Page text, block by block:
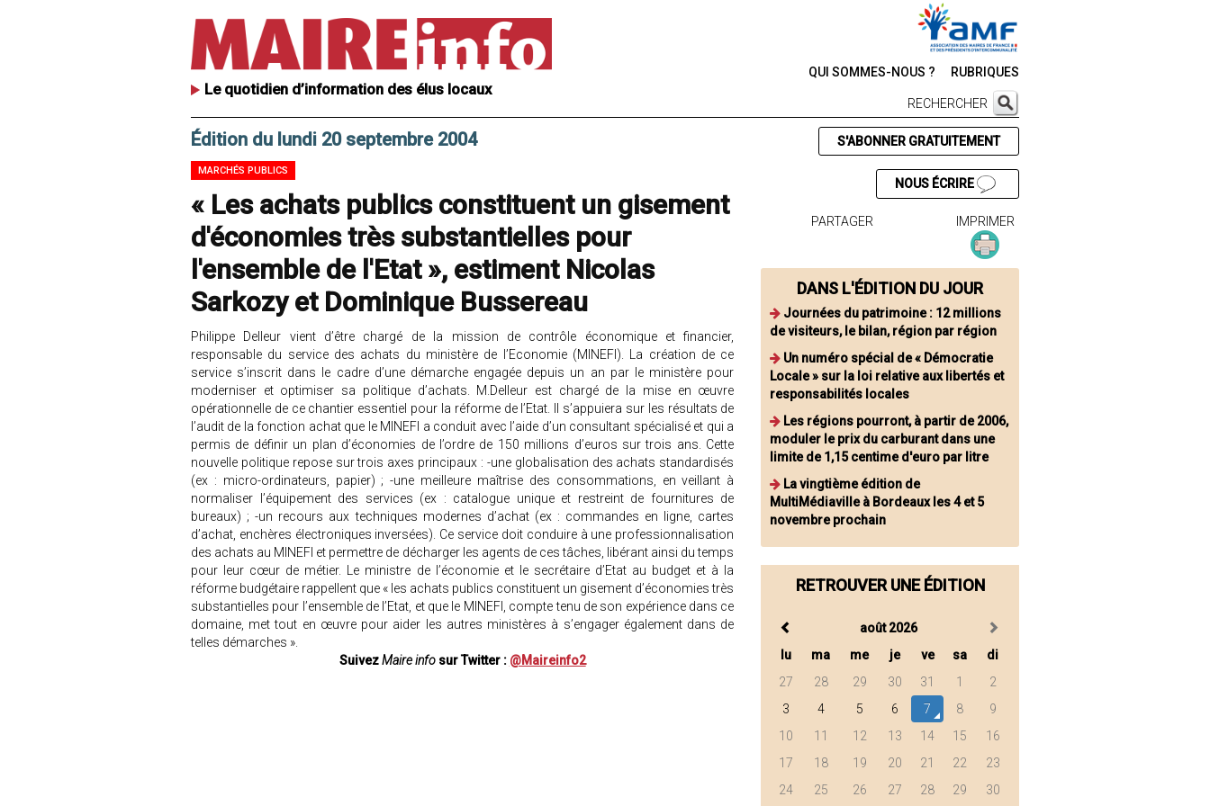
Le quotidien d’information des élus locaux
QUI SOMMES-NOUS ? RUBRIQUES
RECHERCHER
Édition du lundi 20 septembre 2004
MARCHÉS PUBLICS
« Les achats publics constituent un gisement
d'économies très substantielles pour
l'ensemble de l'Etat », estiment Nicolas
Sarkozy et Dominique Bussereau
Philippe Delleur vient d’être chargé de la mission de contrôle économique et financier,
responsable du service des achats du ministère de l’Economie (MINEFI). La création de ce
service s’inscrit dans le cadre d’une démarche engagée depuis un an par le ministère pour
moderniser et optimiser sa politique d’achats. M.Delleur est chargé de la mise en œuvre
opérationnelle de ce chantier essentiel pour la réforme de l’Etat. Il s’appuiera sur les résultats de
l’audit de la fonction achat que le MINEFI a conduit avec l’aide d’un consultant spécialisé et qui a
permis de définir un plan d’économies de l’ordre de 150 millions d’euros sur trois ans. Cette
nouvelle politique repose sur trois axes principaux : -une globalisation des achats standardisés
(ex : micro-ordinateurs, papier) ; -une meilleure maîtrise des consommations, en veillant à
normaliser l’équipement des services (ex : catalogue unique et restreint de fournitures de
bureaux) ; -un recours aux techniques modernes d’achat (ex : commandes en ligne, cartes
d’achat, enchères électroniques inversées). Ce service doit conduire à une professionnalisation
des achats au MINEFI et permettre de décharger les agents de ces tâches, libérant ainsi du temps
pour leur cœur de métier. Le ministre de l’économie et le secrétaire d’Etat au budget et à la
réforme budgétaire rappellent que « les achats publics constituent un gisement d’économies très
substantielles pour l’ensemble de l’Etat, et que le MINEFI, compte tenu de son expérience dans ce
domaine, met tout en œuvre pour aider les autres ministères à s’engager également dans de
telles démarches ».
SuivezMaire infosur Twitter : @Maireinfo2
S'ABONNER GRATUITEMENT
NOUS ÉCRIRE
PARTAGER IMPRIMER
DANS L'ÉDITION DU JOUR
Journées du patrimoine : 12 millions
de visiteurs, le bilan, région par région
Un numéro spécial de « Démocratie
Locale » sur la loi relative aux libertés et
responsabilités locales
Les régions pourront, à partir de 2006,
moduler le prix du carburant dans une
limite de 1,15 centime d'euro par litre
La vingtième édition de
MultiMédiaville à Bordeaux les 4 et 5
novembre prochain
RETROUVER UNE ÉDITION
août 2026
lu
ma me je ve sa
di
27
28 29 30 31 1
2
3
4 5 6 7 8
9
10
11 12 13 14 15
16
17
18 19 20 21 22
23
24
25 26 27 28 29 30